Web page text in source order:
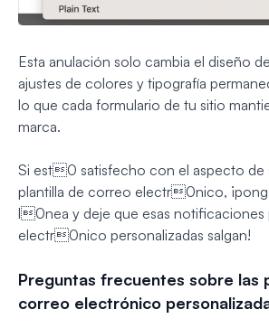
Esta anulación solo cambia el diseño
ajustes de colores y tipografía
lo que cada formulario de tu sitio
marca.
Si est0 satisfecho con el aspecto de
plantilla de correo electr0nico,
l0nea y deje que esas notificaciones
electr0nico personalizadas salgan!
Preguntas frecuentes sobre las
correo electrónico